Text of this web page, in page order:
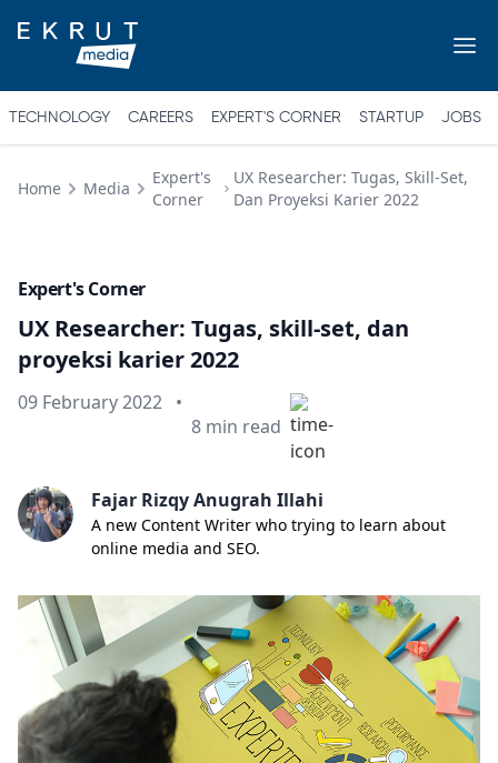
TECHNOLOGY CAREERS EXPERT'S CORNER STARTUP JOBS
Home Media
Expert's
Corner
UX Researcher: Tugas, Skill-Set,
Dan Proyeksi Karier 2022
Expert's Corner
UX Researcher: Tugas, skill-set, dan
proyeksi karier 2022
Published on
09 February 2022 •
Min read
8 min read
Fajar Rizqy Anugrah Illahi
A new Content Writer who trying to learn about
online media and SEO.